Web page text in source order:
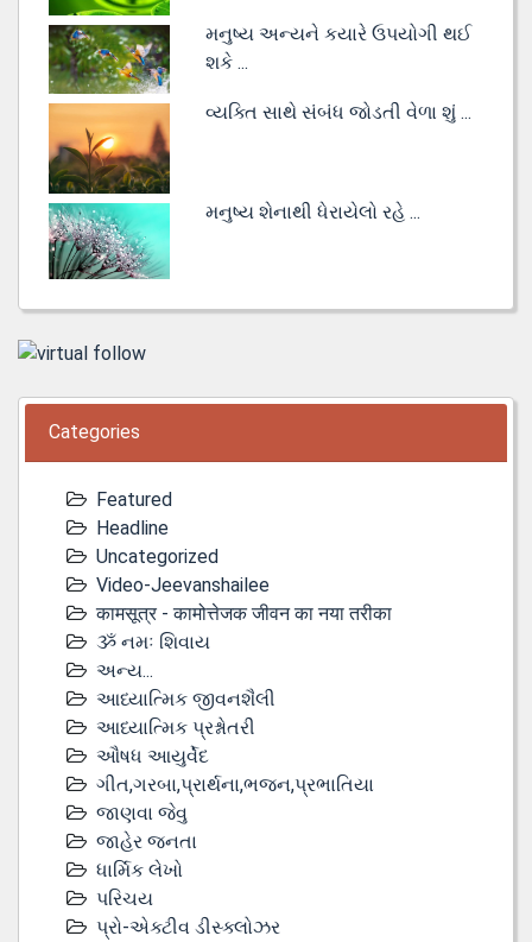
મનુષ્ય અન્યને કયારે ઉપયોગી થઈ
શકે ...
વ્યક્તિ સાથે સંબંધ જોડતી વેળા શું ...
મનુષ્ય શેનાથી ધેરાયેલો રહે ...
Categories
Featured
Headline
Uncategorized
Video-Jeevanshailee
कामसूत्र - कामोत्तेजक जीवन का नया तरीका
ૐ નમઃ શિવાય
અન્ય...
આધ્યાત્મિક જીવનશૈલી
આધ્યાત્મિક પ્રશ્નોતરી
ઔષધ આયુર્વેદ
ગીત,ગરબા,પ્રાર્થના,ભજન,પ્રભાતિયા
જાણવા જેવુ
જાહેર જનતા
ધાર્મિક લેખો
પરિચય
પ્રો-એક્ટીવ ડીસ્‍ક્લોઝર